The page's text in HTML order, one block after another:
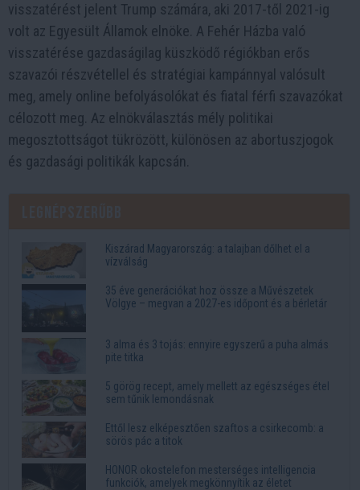
visszatérést jelent Trump számára, aki 2017-től 2021-ig
volt az Egyesült Államok elnöke. A Fehér Házba való
visszatérése gazdaságilag küszködő régiókban erős
szavazói részvétellel és stratégiai kampánnyal valósult
meg, amely online befolyásolókat és fiatal férfi szavazókat
célozott meg. Az elnökválasztás mély politikai
megosztottságot tükrözött, különösen az abortuszjogok
és gazdasági politikák kapcsán.
Kiszárad Magyarország: a talajban dőlhet el a
vízválság
35 éve generációkat hoz össze a Művészetek
Völgye – megvan a 2027-es időpont és a bérletár
3 alma és 3 tojás: ennyire egyszerű a puha almás
pite titka
5 görög recept, amely mellett az egészséges étel
sem tűnik lemondásnak
Ettől lesz elképesztően szaftos a csirkecomb: a
sörös pác a titok
HONOR okostelefon mesterséges intelligencia
funkciók, amelyek megkönnyítik az életet